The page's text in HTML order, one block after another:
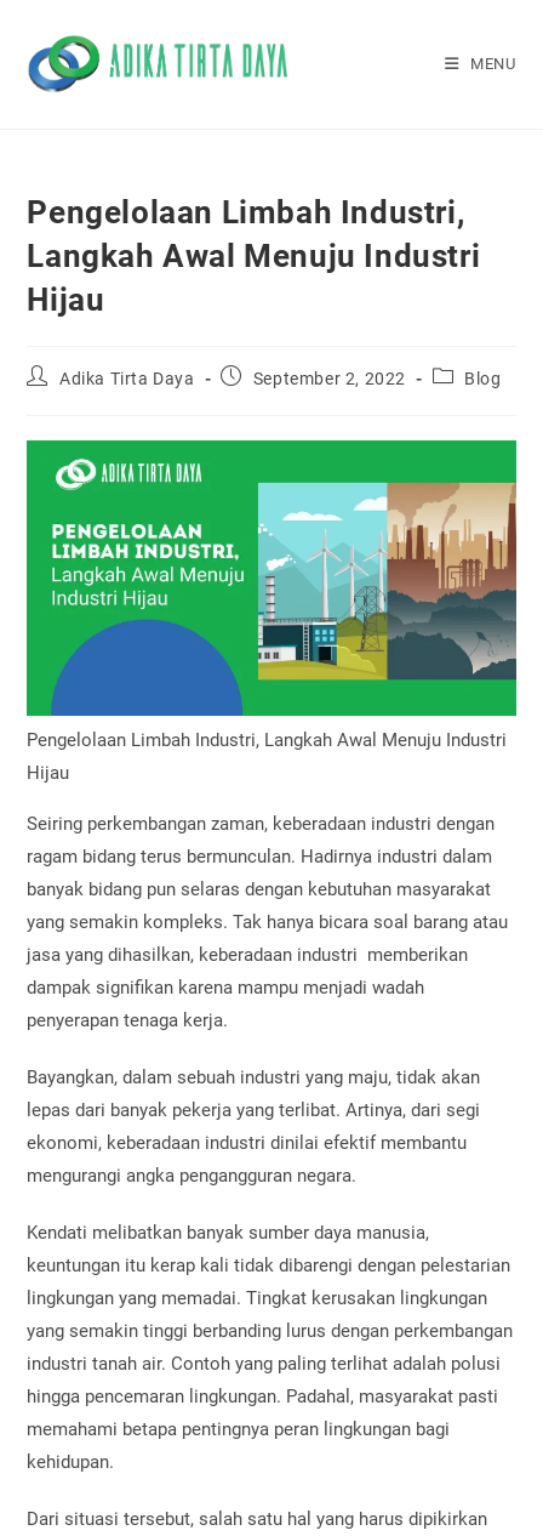
content
MENU
Pengelolaan Limbah Industri,
Langkah Awal Menuju Industri
Hijau
PostAdika Tirta Daya
PostSeptember 2, 2022
PostBlog
Pengelolaan Limbah Industri, Langkah Awal Menuju Industri
Hijau
Seiring perkembangan zaman, keberadaan industri dengan
ragam bidang terus bermunculan. Hadirnya industri dalam
banyak bidang pun selaras dengan kebutuhan masyarakat
yang semakin kompleks. Tak hanya bicara soal barang atau
jasa yang dihasilkan, keberadaan industri memberikan
dampak signifikan karena mampu menjadi wadah
penyerapan tenaga kerja.
Bayangkan, dalam sebuah industri yang maju, tidak akan
lepas dari banyak pekerja yang terlibat. Artinya, dari segi
ekonomi, keberadaan industri dinilai efektif membantu
mengurangi angka pengangguran negara.
Kendati melibatkan banyak sumber daya manusia,
keuntungan itu kerap kali tidak dibarengi dengan pelestarian
lingkungan yang memadai. Tingkat kerusakan lingkungan
yang semakin tinggi berbanding lurus dengan perkembangan
industri tanah air. Contoh yang paling terlihat adalah polusi
hingga pencemaran lingkungan. Padahal, masyarakat pasti
memahami betapa pentingnya peran lingkungan bagi
kehidupan.
Dari situasi tersebut, salah satu hal yang harus dipikirkan